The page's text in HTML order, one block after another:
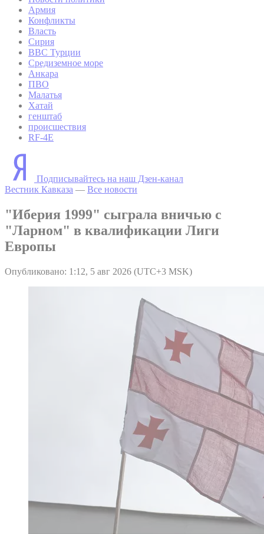
Армия
Конфликты
Власть
Сирия
ВВС Турции
Средиземное море
Анкара
ПВО
Малатья
Хатай
генштаб
происшествия
RF-4E
Подписывайтесь на наш Дзен-канал
Вестник Кавказа — Все новости
"Иберия 1999" сыграла вничью с
"Ларном" в квалификации Лиги
Европы
Опубликовано: 1:12, 5 авг 2026 (UTC+3 MSK)